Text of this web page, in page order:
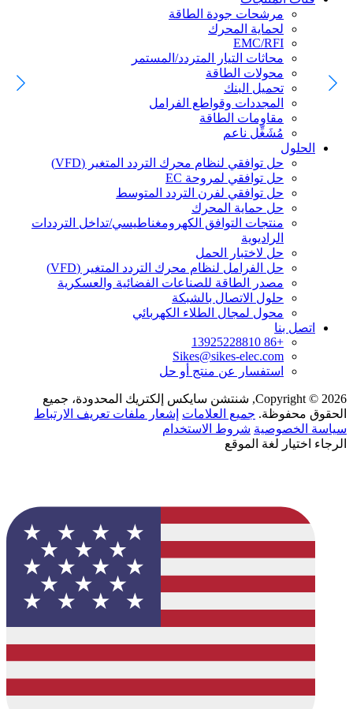
مرشحات جودة الطاقة
لحماية المحرك
EMC/RFI
محاثات التيار المتردد/المستمر
محولات الطاقة
تحميل البنك
المجددات وقواطع الفرامل
مقاومات الطاقة
مُشَغِّل ناعم
الحلول
حل توافقي لنظام محرك التردد المتغير (VFD)
حل توافقي لمروحة EC
حل توافقي لفرن التردد المتوسط
حل حماية المحرك
منتجات التوافق الكهرومغناطيسي/تداخل الترددات
الراديوية
حل لاختبار الحمل
حل الفرامل لنظام محرك التردد المتغير (VFD)
مصدر الطاقة للصناعات الفضائية والعسكرية
حلول الاتصال بالشبكة
محول لمجال الطلاء الكهربائي
اتصل بنا
+86 13925228810
Sikes@sikes-elec.com
استفسار عن منتج أو حل
Copyright © 2026, شنتشن سايكس إلكتريك المحدودة، جميع
الحقوق محفوظة. جميع العلامات إشعار ملفات تعريف الارتباط
سياسة الخصوصية شروط الاستخدام
الرجاء اختيار لغة الموقع